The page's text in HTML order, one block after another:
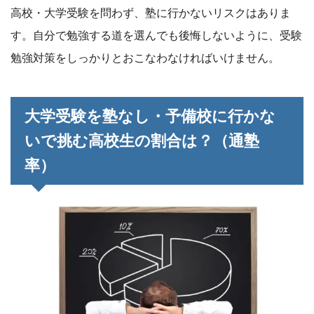
高校・大学受験を問わず、塾に行かないリスクはありま
す。自分で勉強する道を選んでも後悔しないように、受験
勉強対策をしっかりとおこなわなければいけません。
大学受験を塾なし・予備校に行かな
いで挑む高校生の割合は？（通塾
率）